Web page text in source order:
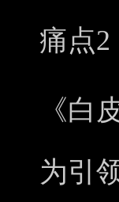
痛点2
《白
为引